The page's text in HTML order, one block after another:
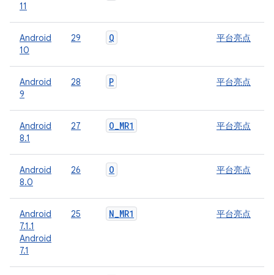
11
Android
10
29 Q 平台亮点
Android
9
28 P 平台亮点
Android
8.1
27 O_MR1 平台亮点
Android
8.0
26 O 平台亮点
Android
7.1.1
Android
7.1
25 N_MR1 平台亮点